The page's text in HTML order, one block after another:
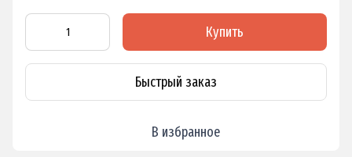
Купить
Быстрый заказ
В избранное